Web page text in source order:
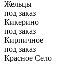
Жельцы
под заказ
Кикерино
под заказ
Кирпичное
под заказ
Красное Село